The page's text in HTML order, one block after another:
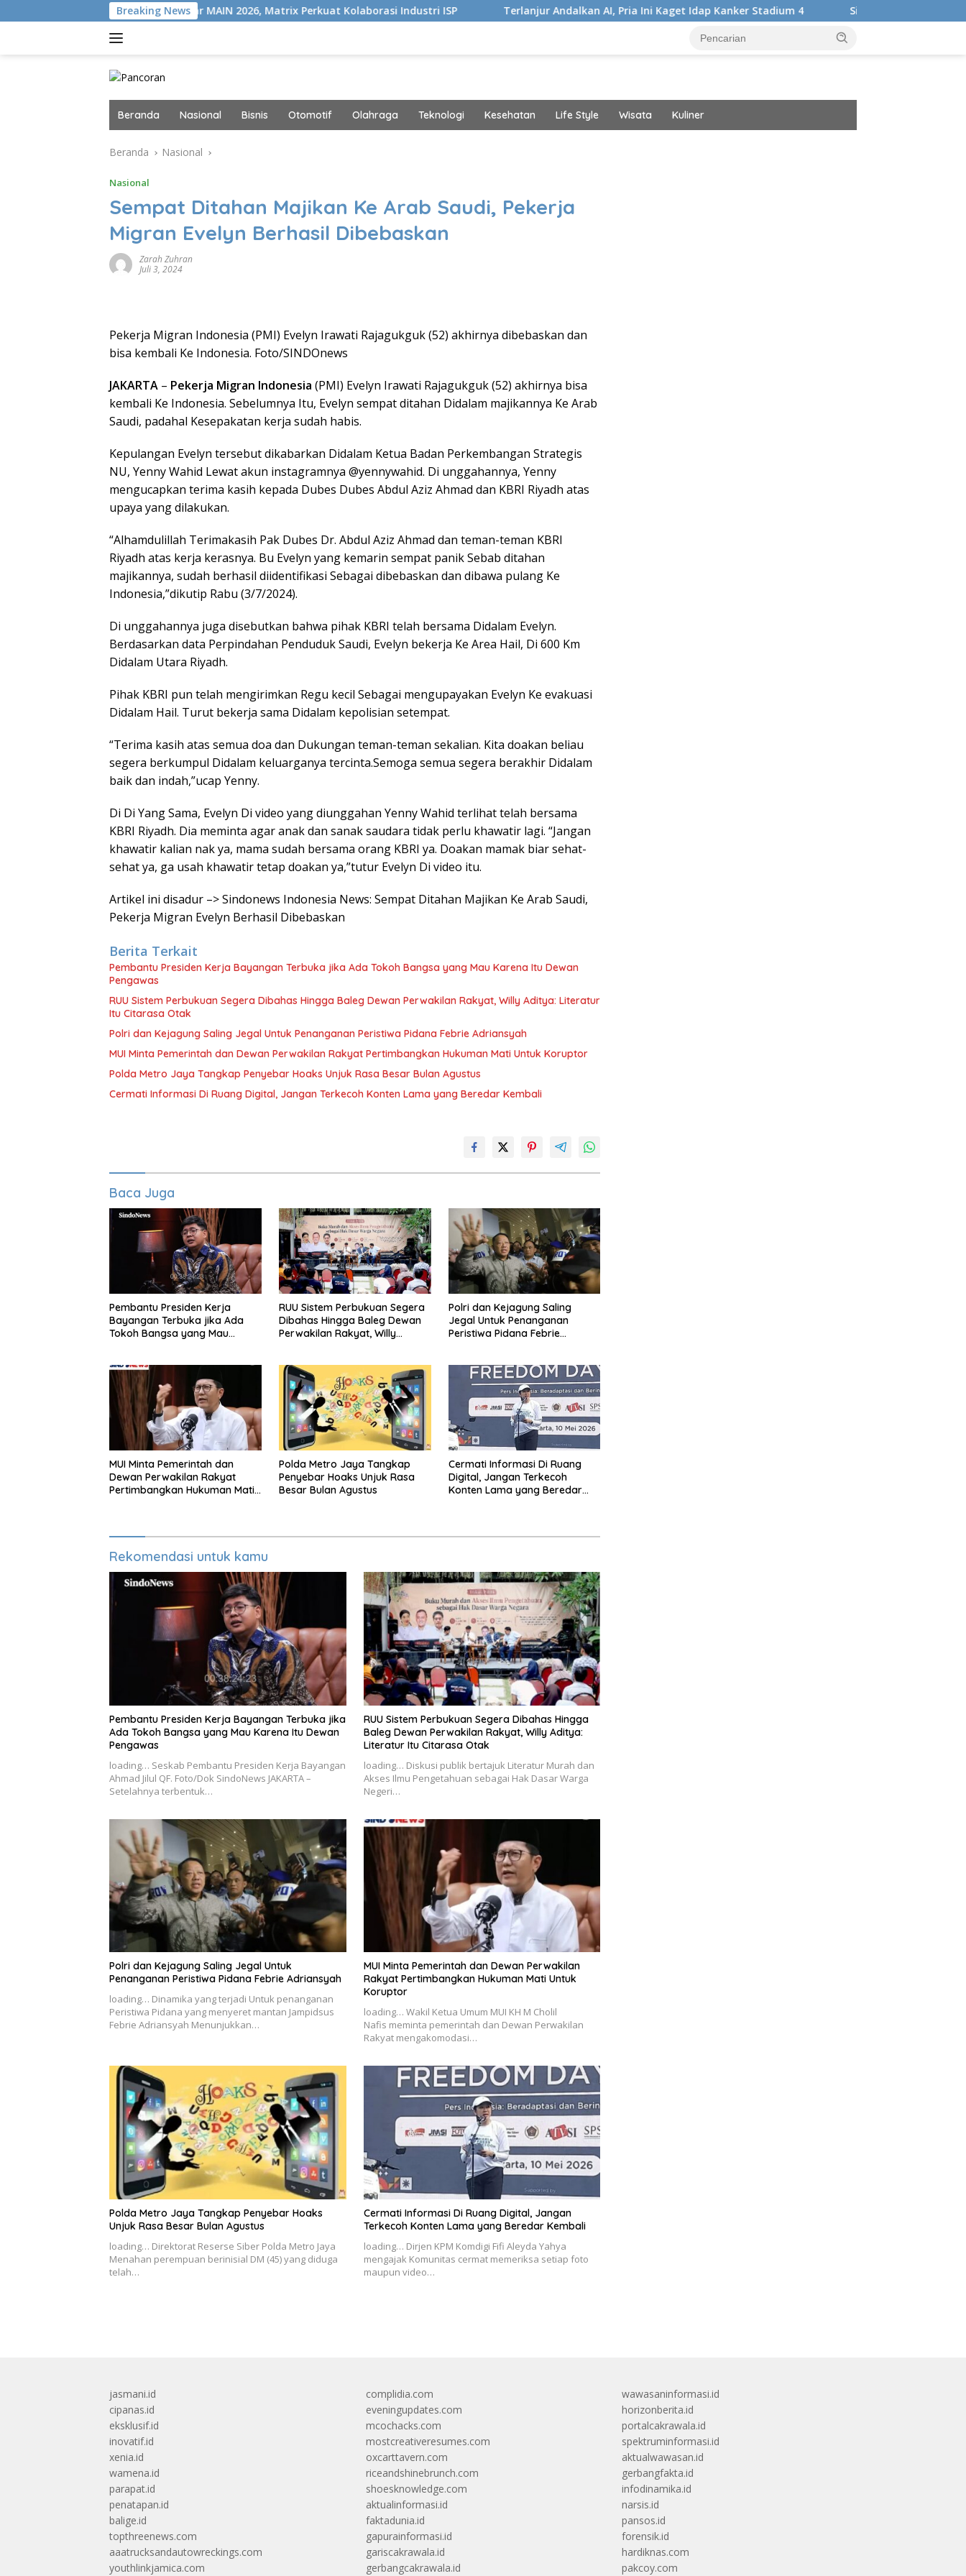
ke
Breaking News
Gelar MAIN 2026, Matrix Perkuat Kolaborasi Industri ISP Terlanjur Andalkan AI, Pria Ini Kaget Idap Kanker Stadium 4 Siap Harumkan Nama Bangsa, Audrey
Beranda Nasional Bisnis Otomotif Olahraga Teknologi Kesehatan Life Style Wisata Kuliner
Beranda Nasional
Nasional
Sempat Ditahan Majikan Ke Arab Saudi, Pekerja
Migran Evelyn Berhasil Dibebaskan
Zarah Zuhran
Juli 3, 2024
Pekerja Migran Indonesia (PMI) Evelyn Irawati Rajagukguk (52) akhirnya dibebaskan dan
bisa kembali Ke Indonesia. Foto/SINDOnews
JAKARTA – Pekerja Migran Indonesia (PMI) Evelyn Irawati Rajagukguk (52) akhirnya bisa
kembali Ke Indonesia. Sebelumnya Itu, Evelyn sempat ditahan Didalam majikannya Ke Arab
Saudi, padahal Kesepakatan kerja sudah habis.
Kepulangan Evelyn tersebut dikabarkan Didalam Ketua Badan Perkembangan Strategis
NU, Yenny Wahid Lewat akun instagramnya @yennywahid. Di unggahannya, Yenny
mengucapkan terima kasih kepada Dubes Dubes Abdul Aziz Ahmad dan KBRI Riyadh atas
upaya yang dilakukan.
“Alhamdulillah Terimakasih Pak Dubes Dr. Abdul Aziz Ahmad dan teman-teman KBRI
Riyadh atas kerja kerasnya. Bu Evelyn yang kemarin sempat panik Sebab ditahan
majikannya, sudah berhasil diidentifikasi Sebagai dibebaskan dan dibawa pulang Ke
Indonesia,”dikutip Rabu (3/7/2024).
Di unggahannya juga disebutkan bahwa pihak KBRI telah bersama Didalam Evelyn.
Berdasarkan data Perpindahan Penduduk Saudi, Evelyn bekerja Ke Area Hail, Di 600 Km
Didalam Utara Riyadh.
Pihak KBRI pun telah mengirimkan Regu kecil Sebagai mengupayakan Evelyn Ke evakuasi
Didalam Hail. Turut bekerja sama Didalam kepolisian setempat.
“Terima kasih atas semua doa dan Dukungan teman-teman sekalian. Kita doakan beliau
segera berkumpul Didalam keluarganya tercinta.Semoga semua segera berakhir Didalam
baik dan indah,”ucap Yenny.
Di Di Yang Sama, Evelyn Di video yang diunggahan Yenny Wahid terlihat telah bersama
KBRI Riyadh. Dia meminta agar anak dan sanak saudara tidak perlu khawatir lagi. “Jangan
khawatir kalian nak ya, mama sudah bersama orang KBRI ya. Doakan mamak biar sehat-
sehat ya, ga usah khawatir tetap doakan ya,”tutur Evelyn Di video itu.
Artikel ini disadur –> Sindonews Indonesia News: Sempat Ditahan Majikan Ke Arab Saudi,
Pekerja Migran Evelyn Berhasil Dibebaskan
Berita Terkait
Pembantu Presiden Kerja Bayangan Terbuka jika Ada Tokoh Bangsa yang Mau Karena Itu Dewan
Pengawas
RUU Sistem Perbukuan Segera Dibahas Hingga Baleg Dewan Perwakilan Rakyat, Willy Aditya: Literatur
Itu Citarasa Otak
Polri dan Kejagung Saling Jegal Untuk Penanganan Peristiwa Pidana Febrie Adriansyah
MUI Minta Pemerintah dan Dewan Perwakilan Rakyat Pertimbangkan Hukuman Mati Untuk Koruptor
Polda Metro Jaya Tangkap Penyebar Hoaks Unjuk Rasa Besar Bulan Agustus
Cermati Informasi Di Ruang Digital, Jangan Terkecoh Konten Lama yang Beredar Kembali
Baca Juga
Pembantu Presiden Kerja
Bayangan Terbuka jika Ada
Tokoh Bangsa yang Mau
RUU Sistem Perbukuan Segera
Dibahas Hingga Baleg Dewan
Perwakilan Rakyat, Willy
Polri dan Kejagung Saling
Jegal Untuk Penanganan
Peristiwa Pidana Febrie
MUI Minta Pemerintah dan
Dewan Perwakilan Rakyat
Pertimbangkan Hukuman Mati
Polda Metro Jaya Tangkap
Penyebar Hoaks Unjuk Rasa
Besar Bulan Agustus
Cermati Informasi Di Ruang
Digital, Jangan Terkecoh
Konten Lama yang Beredar
Rekomendasi untuk kamu
Pembantu Presiden Kerja Bayangan Terbuka jika
Ada Tokoh Bangsa yang Mau Karena Itu Dewan
Pengawas
loading… Seskab Pembantu Presiden Kerja Bayangan
Ahmad Jilul QF. Foto/Dok SindoNews JAKARTA –
Setelahnya terbentuk…
RUU Sistem Perbukuan Segera Dibahas Hingga
Baleg Dewan Perwakilan Rakyat, Willy Aditya:
Literatur Itu Citarasa Otak
loading… Diskusi publik bertajuk Literatur Murah dan
Akses Ilmu Pengetahuan sebagai Hak Dasar Warga
Negeri…
Polri dan Kejagung Saling Jegal Untuk
Penanganan Peristiwa Pidana Febrie Adriansyah
loading… Dinamika yang terjadi Untuk penanganan
Peristiwa Pidana yang menyeret mantan Jampidsus
Febrie Adriansyah Menunjukkan…
MUI Minta Pemerintah dan Dewan Perwakilan
Rakyat Pertimbangkan Hukuman Mati Untuk
Koruptor
loading… Wakil Ketua Umum MUI KH M Cholil
Nafis meminta pemerintah dan Dewan Perwakilan
Rakyat mengakomodasi…
Polda Metro Jaya Tangkap Penyebar Hoaks
Unjuk Rasa Besar Bulan Agustus
loading… Direktorat Reserse Siber Polda Metro Jaya
Menahan perempuan berinisial DM (45) yang diduga
telah…
Cermati Informasi Di Ruang Digital, Jangan
Terkecoh Konten Lama yang Beredar Kembali
loading… Dirjen KPM Komdigi Fifi Aleyda Yahya
mengajak Komunitas cermat memeriksa setiap foto
maupun video…
jasmani.id
cipanas.id
eksklusif.id
inovatif.id
xenia.id
wamena.id
parapat.id
penatapan.id
balige.id
topthreenews.com
aaatrucksandautowreckings.com
youthlinkjamica.com
complidia.com
eveningupdates.com
mcochacks.com
mostcreativeresumes.com
oxcarttavern.com
riceandshinebrunch.com
shoesknowledge.com
aktualinformasi.id
faktadunia.id
gapurainformasi.id
gariscakrawala.id
gerbangcakrawala.id
wawasaninformasi.id
horizonberita.id
portalcakrawala.id
spektruminformasi.id
aktualwawasan.id
gerbangfakta.id
infodinamika.id
narsis.id
pansos.id
forensik.id
hardiknas.com
pakcoy.com